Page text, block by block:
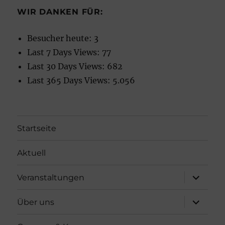
WIR DANKEN FÜR:
Besucher heute: 3
Last 7 Days Views: 77
Last 30 Days Views: 682
Last 365 Days Views: 5.056
Startseite
Aktuell
Veranstaltungen
öffnen
Über uns
öffnen